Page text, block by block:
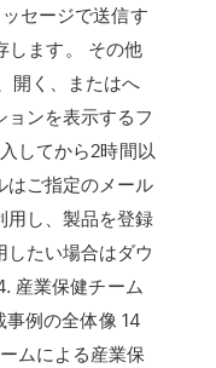
セージで送信す
します。 その他
開く、またはへ
ンを表示するフ
してから2時間以
はご指定のメール
用し、製品を登録
たい場合はダウ
産業保健チーム
事例の全体像 14
ムによる産業保